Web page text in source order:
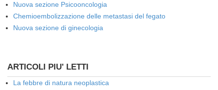
Nuova sezione Psicooncologia
Chemioembolizzazione delle metastasi del fegato
Nuova sezione di ginecologia
ARTICOLI PIU' LETTI
La febbre di natura neoplastica